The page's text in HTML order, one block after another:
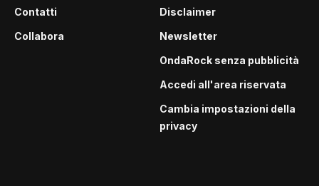
Contatti
Collabora
Disclaimer
Newsletter
OndaRock senza pubblicità
Accedi all'area riservata
Cambia impostazioni della
privacy